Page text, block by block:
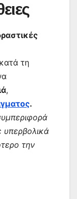
τη
,
.
υπερβολικά
την